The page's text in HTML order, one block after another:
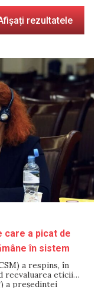
rezultatele
care a picat de
în sistem
a respins, în
reevaluarea eticii
a președintei
Cupcea. Comisia